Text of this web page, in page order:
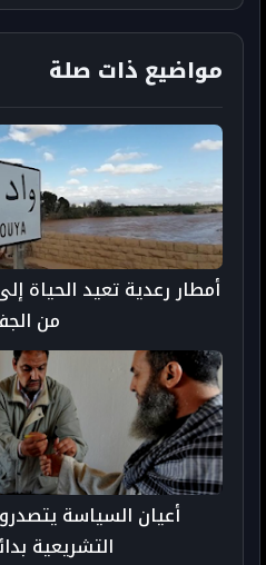
مواضيع ذات صلة
أمطار رعدية تعيد الحياة
من
أعيان السياسة
التشريعية